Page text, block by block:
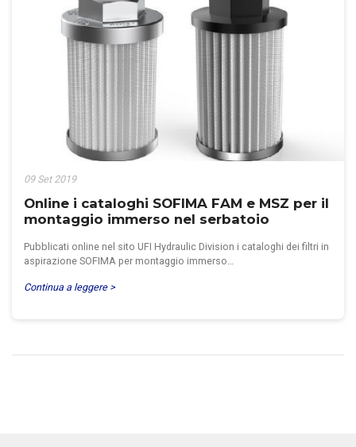
09 Set 2019
Online i cataloghi SOFIMA FAM e MSZ per il
montaggio immerso nel serbatoio
Pubblicati online nel sito UFI Hydraulic Division i cataloghi dei filtri in
aspirazione SOFIMA per montaggio immerso…
Continua a leggere >